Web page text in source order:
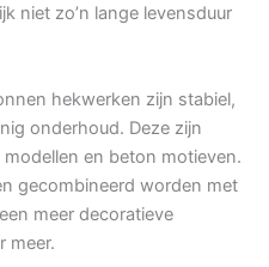
niet zo’n lange levensduur
hekwerken zijn stabiel,
onderhoud. Deze zijn
modellen en beton motieven.
gecombineerd worden met
meer decoratieve
meer.